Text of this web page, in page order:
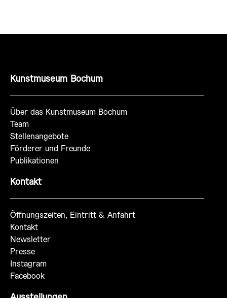
Kunstmuseum Bochum
Über das Kunstmuseum Bochum
Team
Stellenangebote
Förderer und Freunde
Publikationen
Kontakt
Öffnungszeiten, Eintritt & Anfahrt
Kontakt
Newsletter
Presse
Instagram
Facebook